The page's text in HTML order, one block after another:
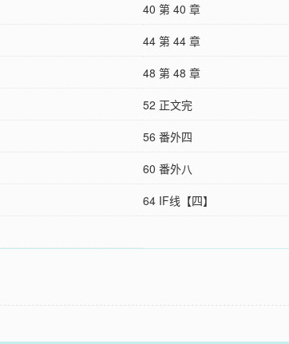
40 第 40 章
44 第 44 章
48 第 48 章
52 正文完
56 番外四
60 番外八
64 IF线【四】